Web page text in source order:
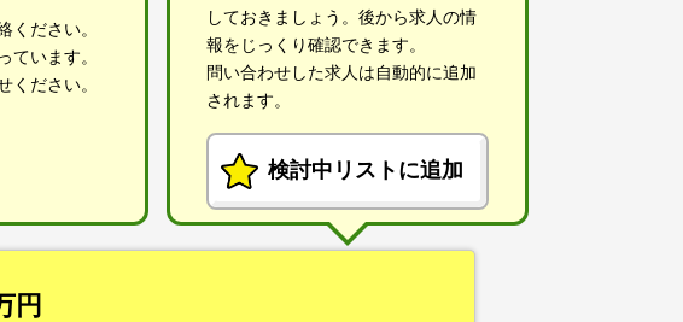
ください。
ています。
ださい。
しておきましょう。後から求人の情
報をじっくり確認できます。
問い合わせした求人は自動的に追加
されます。
検討中リストに追加
円